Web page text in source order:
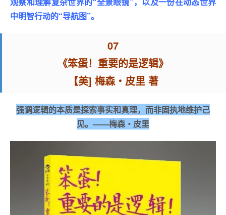
中明智行动的“导航图”。
07
《笨蛋！重要的是逻辑》
【美] 梅森・皮里 著
强调逻辑的本质是探索事实和真理，而非固执地维护己
见。——梅森・皮里